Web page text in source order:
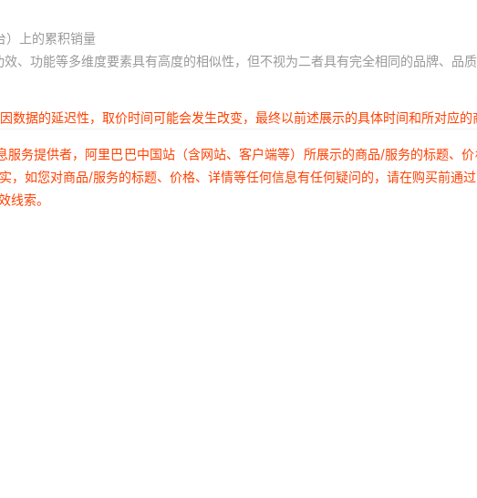
）上的累积销量
、功能等多维度要素具有高度的相似性，但不视为二者具有完全相同的品牌、品
数据的延迟性，取价时间可能会发生改变，最终以前述展示的具体时间和所对应的
务提供者，阿里巴巴中国站（含网站、客户端等）所展示的商品/服务的标题、
，如您对商品/服务的标题、价格、详情等任何信息有任何疑问的，请在购买前通
线索。